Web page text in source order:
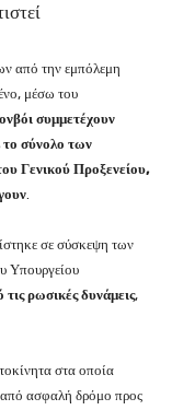
από την εμπόλεμη
μέσω του
συμμετέχουν
το σύνολο των
Γενικού Προξενείου,
.
σε σύσκεψη των
Υπουργείου
ρωσικές δυνάμεις,
στα οποία
από ασφαλή δρόμο προς